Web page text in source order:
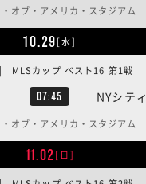
オブ・アメリカ・スタジアム
10.29[水]
07:45 NYシティ
カップ ベスト16 第1戦
オブ・アメリカ・スタジアム
11.02[日]